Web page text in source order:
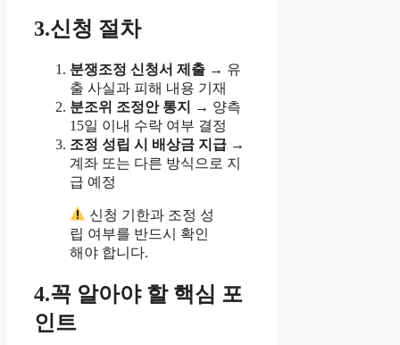
3.신청 절차
분쟁조정 신청서 제출 → 유
출 사실과 피해 내용 기재
분조위 조정안 통지
→ 양측
15일 이내 수락 여부 결정
조정 성립 시 배상금 지급 →
계좌 또는 다른 방식으로 지
급 예정
신청 기한과 조정 성
립 여부를 반드시 확인
해야 합니다.
4.꼭 알아야 할 핵심 포
인트